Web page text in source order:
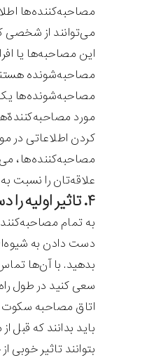
مصاحبه‌کننده‌ها
می‌توانند از شخصی
این مصاحبه‌ها یا
مصاحبه‌شونده
مصاحبه‌شونده‌ها
مورد
کردن اطلاعاتی در
مصاحبه‌کننده‌ها،
علاقه‌تان را نسبت
۴. تاثیر اولیه‌ را دست کم نگیرید
به تمام
دست دادن به
بدهید. با آن‌ها
سعی کنید در طول
اتاق مصاحبه سکوت
باید بدانند که قبل
بتوانند تاثیر